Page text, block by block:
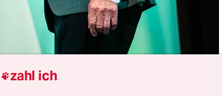
zahl ich